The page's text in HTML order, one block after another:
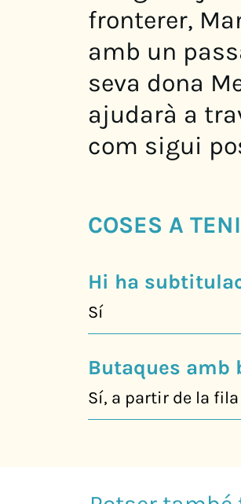
fronterer,
amb un
seva dona
ajudarà a
com sigui
COSES A
Hi ha
Sí
Butaques
Sí, a partir de la fila